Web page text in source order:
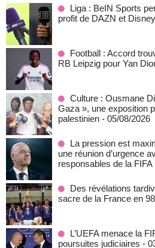
Liga : BeIN Sports
profit de DAZN et
Football : Accord
RB Leipzig pour Yan
Culture : Ousmane
Gaza », une exposition
palestinien - 05/08/2026
La pression est
une réunion d’urgence
responsables de la FIFA
Des révélations
sacre de la France en 98
L’UEFA menace la
poursuites judiciaires -